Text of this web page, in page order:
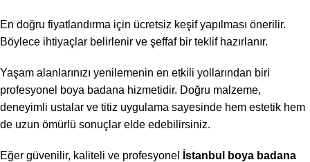
En doğru fiyatlandırma için ücretsiz keşif yapılması önerilir.
Böylece ihtiyaçlar belirlenir ve şeffaf bir teklif hazırlanır.
Yaşam alanlarınızı yenilemenin en etkili yollarından biri
profesyonel boya badana hizmetidir. Doğru malzeme,
deneyimli ustalar ve titiz uygulama sayesinde hem estetik hem
de uzun ömürlü sonuçlar elde edebilirsiniz.
Eğer güvenilir, kaliteli ve profesyonel
İstanbul boya badana